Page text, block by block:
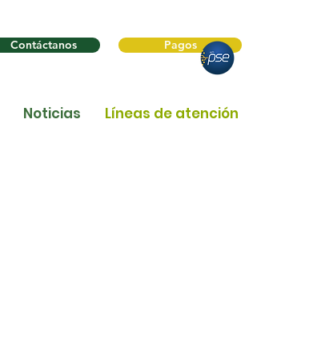
Pagos
Contáctanos
Noticias Líneas de atención